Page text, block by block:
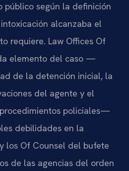
público según la definición
alcanzaba el
requiere. Law Offices Of
elemento del caso —
de la detención inicial, la
del agente y el
policiales—
debilidades en la
los Of Counsel del bufete
de las agencias del orden